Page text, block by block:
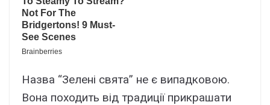
Назва “Зелені свята” не є випадковою.
Вона походить від традиції прикрашати